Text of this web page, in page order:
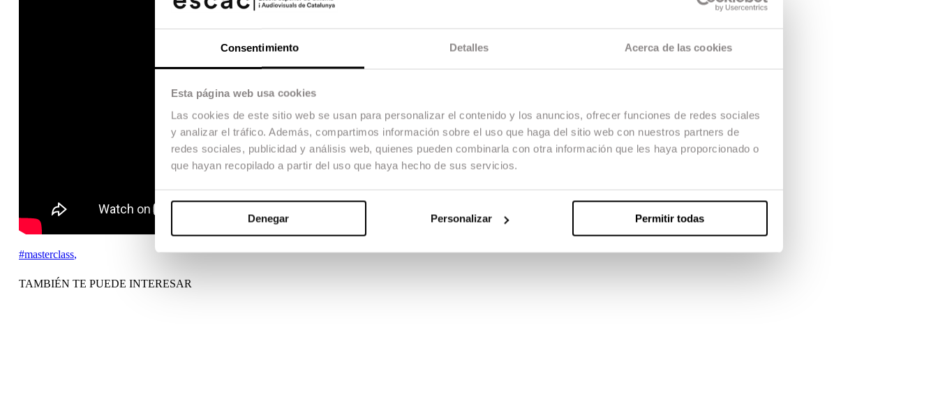
Consentimiento Detalles Acerca de las cookies
Esta página web usa cookies
Las cookies de este sitio web se usan para personalizar el contenido y los anuncios, ofrecer funciones de redes sociales
y analizar el tráfico. Además, compartimos información sobre el uso que haga del sitio web con nuestros partners de
redes sociales, publicidad y análisis web, quienes pueden combinarla con otra información que les haya proporcionado o
que hayan recopilado a partir del uso que haya hecho de sus servicios.
Denegar Personalizar Permitir todas
#masterclass,
TAMBIÉN TE PUEDE INTERESAR